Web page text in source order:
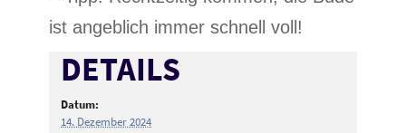
ist angeblich immer schnell voll!
DETAILS
Datum:
14. Dezember 2024